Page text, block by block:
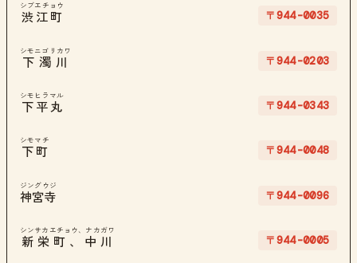
渋江町
シブエチョウ
〒944-0035
下濁川
シモニゴリカワ
〒944-0203
下平丸
シモヒラマル
〒944-0343
下町
シモマチ
〒944-0048
神宮寺
ジングウジ
〒944-0096
新栄町、中川
シンサカエチョウ、ナカガワ
〒944-0005